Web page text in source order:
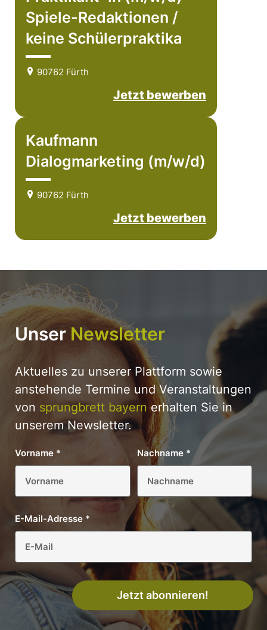
Spiele-Redaktionen /
keine Schülerpraktika
90762 Fürth
Jetzt bewerben
Kaufmann
Dialogmarketing (m/w/d)
90762 Fürth
Jetzt bewerben
Unser Newsletter
Aktuelles zu unserer Plattform sowie
anstehende Termine und Veranstaltungen
von sprungbrett bayernerhalten Sie in
unserem Newsletter.
Vorname * Nachname *
E-Mail-Adresse *
Jetzt abonnieren!